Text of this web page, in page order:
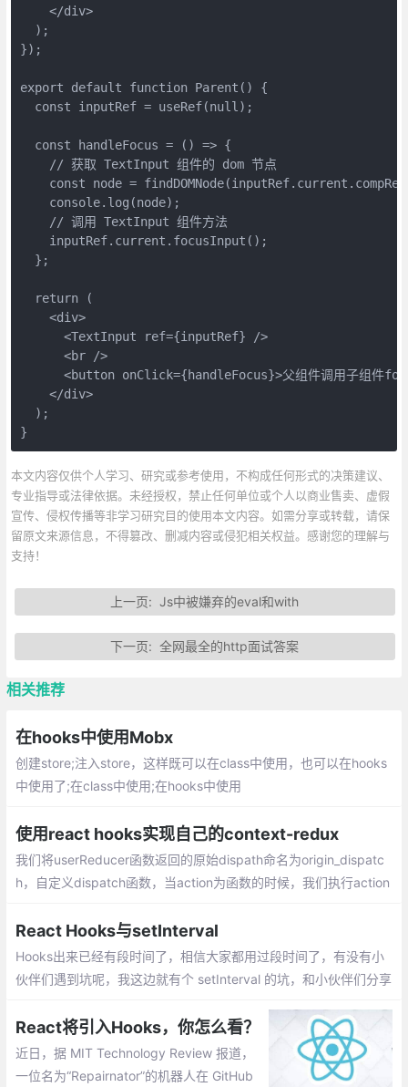
    </div>
  );
});
export default function Parent() {
  const inputRef = useRef(null);
  const handleFocus = () => {
    // 获取 TextInput 组件的 dom 节点
const node =
    console.log(node);
    // 调用 TextInput 组件方法
    inputRef.current.focusInput();
  };
  return (
    <div>
      <TextInput ref={inputRef} />
      <br />
<button onClick={handleFocus}>父组件调用子组件
    </div>
  );
}
本文内容仅供个人学习、研究或参考使用，不构成任何形式的决策建议、
专业指导或法律依据。未经授权，禁止任何单位或个人以商业售卖、虚假
宣传、侵权传播等非学习研究目的使用本文内容。如需分享或转载，请保
留原文来源信息，不得篡改、删减内容或侵犯相关权益。感谢您的理解与
支持！
上一页:Js中被嫌弃的eval和with
下一页:全网最全的http面试答案
相关推荐
在hooks中使用Mobx
创建store;注入store，这样既可以在class中使用，也可以在hooks
中使用了;在class中使用;在hooks中使用
使用react hooks实现自己的context-redux
我们将userReducer函数返回的原始dispath命名为origin_dispatc
h，自定义dispatch函数，当action为函数的时候，我们执行action
接调用origin_dispatch，不做处理
React Hooks与setInterval
Hooks出来已经有段时间了，相信大家都用过段时间了，有没有小
伙伴们遇到坑呢，我这边就有个 setInterval 的坑，和小伙伴们分享
上 count 为 1 ？
React将引入Hooks，你怎么看？
近日，据 MIT Technology Review 报道，
一位名为“Repairnator”的机器人在 GitHub